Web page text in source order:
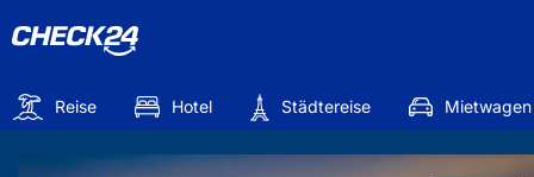
Reise Hotel Städtereise Mietwagen